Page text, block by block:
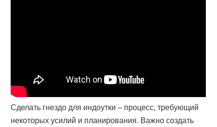
Сделать гнездо для индоутки – процесс, требующий
некоторых усилий и планирования. Важно создать